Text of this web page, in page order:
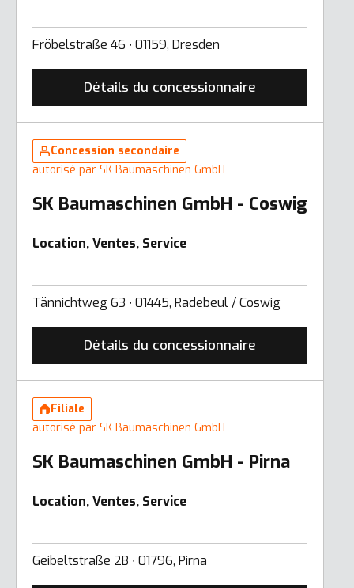
Fröbelstraße 46 ∙ 01159, Dresden
Détails du concessionnaire
Concession secondaire
autorisé par SK Baumaschinen GmbH
SK Baumaschinen GmbH - Coswig
Location, Ventes, Service
Tännichtweg 63 ∙ 01445, Radebeul / Coswig
Détails du concessionnaire
Filiale
autorisé par SK Baumaschinen GmbH
SK Baumaschinen GmbH - Pirna
Location, Ventes, Service
Geibeltstraße 2B ∙ 01796, Pirna